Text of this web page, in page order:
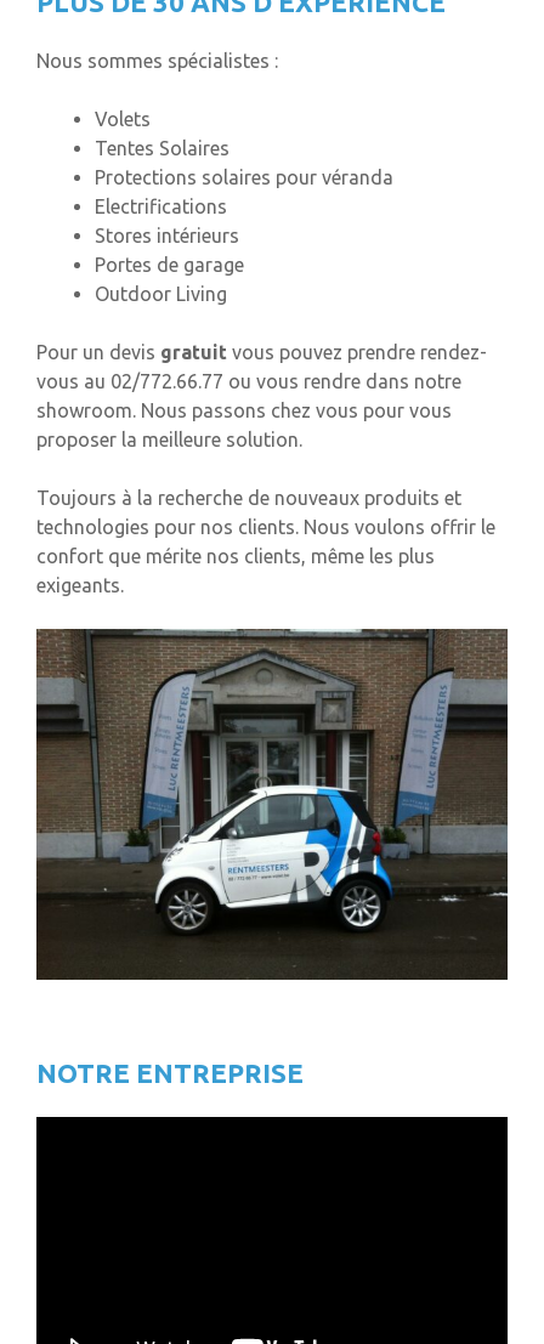
Nous sommes spécialistes :
Volets
Tentes Solaires
Protections solaires pour véranda
Electrifications
Stores intérieurs
Portes de garage
Outdoor Living
Pour un devis gratuit vous pouvez prendre rendez-
vous au 02/772.66.77 ou vous rendre dans notre
showroom. Nous passons chez vous pour vous
proposer la meilleure solution.
Toujours à la recherche de nouveaux produits et
technologies pour nos clients. Nous voulons offrir le
confort que mérite nos clients, même les plus
exigeants.
NOTRE ENTREPRISE